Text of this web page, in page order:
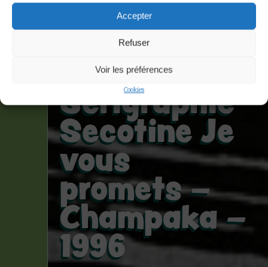
Accepter
Refuser
Voir les préférences
Cookies
Franquin –
Spirou et
Fantasio –
Sérigraphie
Secotine Je
vous
promets –
Champaka –
1996